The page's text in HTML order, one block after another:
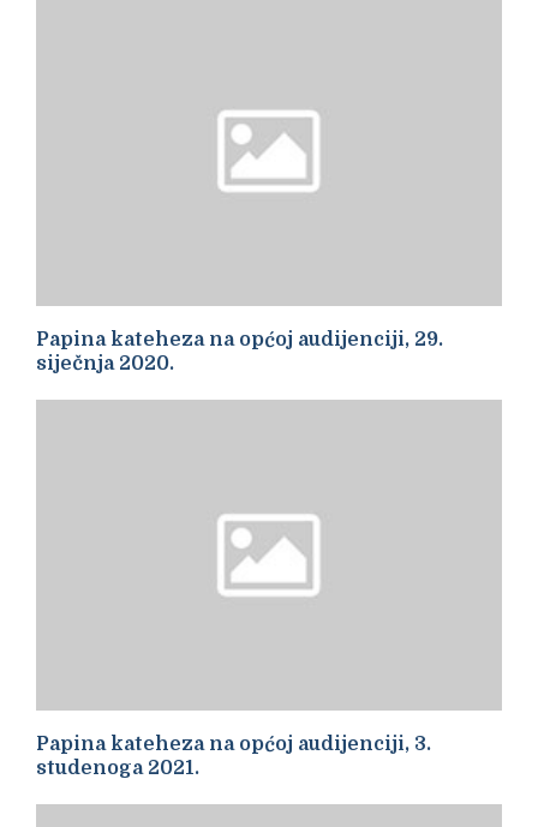
Papina kateheza na općoj audijenciji, 29.
siječnja 2020.
Papina kateheza na općoj audijenciji, 3.
studenoga 2021.